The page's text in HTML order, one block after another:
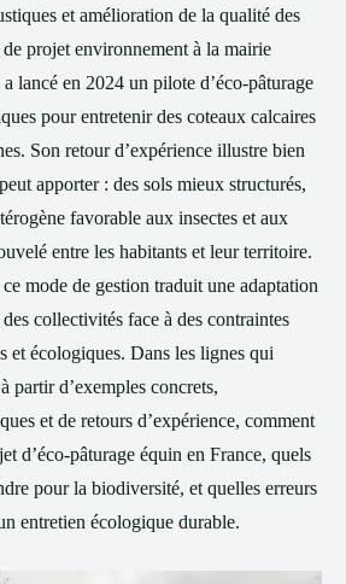
et amélioration de la qualité des
projet environnement à la mairie
lancé en 2024 un pilote d’éco-pâturage
pour entretenir des coteaux calcaires
Son retour d’expérience illustre bien
apporter : des sols mieux structurés,
favorable aux insectes et aux
entre les habitants et leur territoire.
mode de gestion traduit une adaptation
collectivités face à des contraintes
et écologiques. Dans les lignes qui
partir d’exemples concrets,
et de retours d’expérience, comment
d’éco-pâturage équin en France, quels
pour la biodiversité, et quelles erreurs
entretien écologique durable.